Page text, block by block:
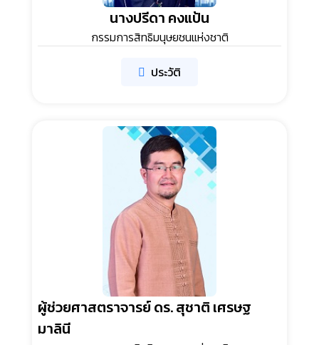
นางปรีดา คงแป้น
กรรมการสิทธิมนุษยชนแห่งชาติ
ประวัติ
ผู้ช่วยศาสตราจารย์ ดร. สุชาติ เศรษฐ
มาลินี